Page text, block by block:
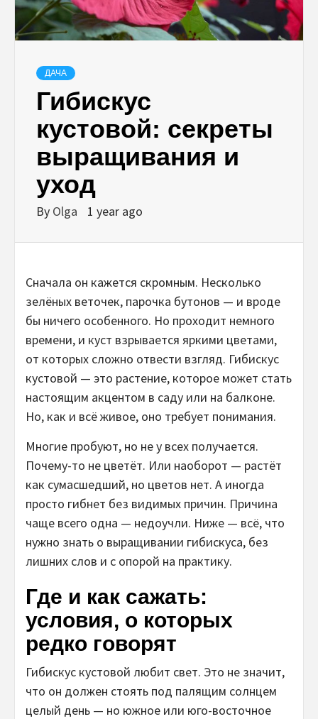
ДАЧА
Гибискус
кустовой: секреты
выращивания и
уход
By Olga 1 year ago
Сначала он кажется скромным. Несколько
зелёных веточек, парочка бутонов — и вроде
бы ничего особенного. Но проходит немного
времени, и куст взрывается яркими цветами,
от которых сложно отвести взгляд. Гибискус
кустовой — это растение, которое может стать
настоящим акцентом в саду или на балконе.
Но, как и всё живое, оно требует понимания.
Многие пробуют, но не у всех получается.
Почему-то не цветёт. Или наоборот — растёт
как сумасшедший, но цветов нет. А иногда
просто гибнет без видимых причин. Причина
чаще всего одна — недоучли. Ниже — всё, что
нужно знать о выращивании гибискуса, без
лишних слов и с опорой на практику.
Где и как сажать:
условия, о которых
редко говорят
Гибискус кустовой любит свет. Это не значит,
что он должен стоять под палящим солнцем
целый день — но южное или юго-восточное